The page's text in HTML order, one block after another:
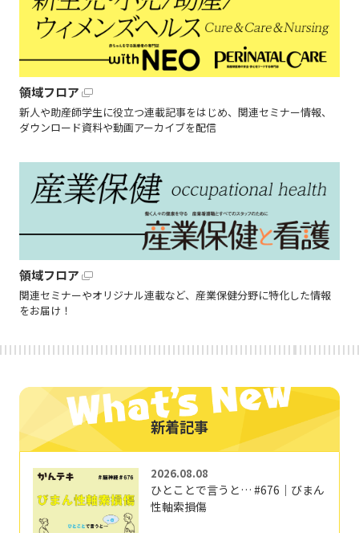
領域フロア
新人や助産師学生に役立つ連載記事をはじめ、関連セミナー情報、
ダウンロード資料や動画アーカイブを配信
領域フロア
関連セミナーやオリジナル連載など、産業保健分野に特化した情報
をお届け！
新着記事
2026.08.08
ひとことで言うと… #676｜びまん
性軸索損傷